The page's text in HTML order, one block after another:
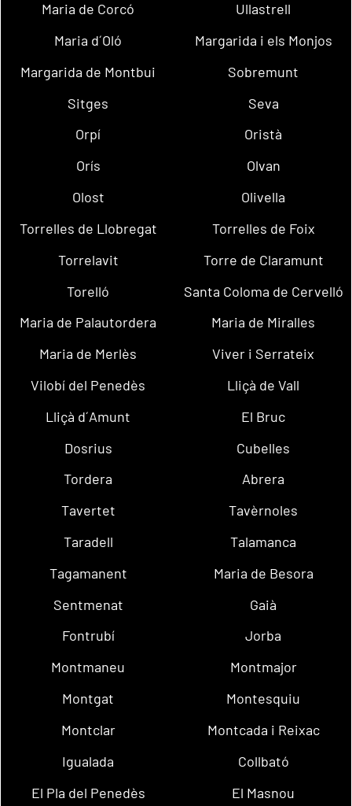
Maria de Corcó
Ullastrell
Maria d´Oló
Margarida i els Monjos
Margarida de Montbui
Sobremunt
Sitges
Seva
Orpí
Oristà
Orís
Olvan
Olost
Olivella
Torrelles de Llobregat
Torrelles de Foix
Torrelavit
Torre de Claramunt
Torelló
Santa Coloma de Cervelló
Maria de Palautordera
Maria de Miralles
Maria de Merlès
Viver i Serrateix
Vilobí del Penedès
Lliçà de Vall
Lliçà d´Amunt
El Bruc
Dosrius
Cubelles
Tordera
Abrera
Tavertet
Tavèrnoles
Taradell
Talamanca
Tagamanent
Maria de Besora
Sentmenat
Gaià
Fontrubí
Jorba
Montmaneu
Montmajor
Montgat
Montesquiu
Montclar
Montcada i Reixac
Igualada
Collbató
El Pla del Penedès
El Masnou